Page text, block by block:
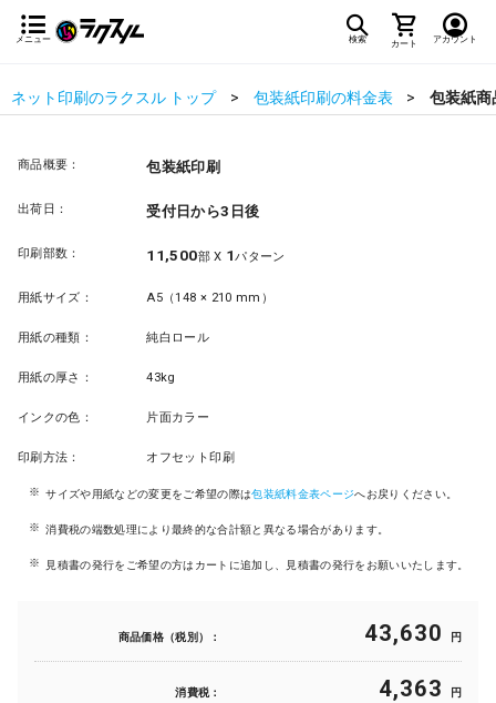
メニュー 検索 カート アカウント
ネット印刷のラクスル トップ 包装紙印刷の料金表 包装紙商
商品概要： 包装紙印刷
出荷日： 受付日から3日後
印刷部数： 11,500部 X 1パターン
用紙サイズ： A5（148 × 210 mm）
用紙の種類： 純白ロール
用紙の厚さ： 43kg
インクの色： 片面カラー
印刷方法： オフセット印刷
サイズや用紙などの変更をご希望の際は包装紙料金表ページへお戻りください。
消費税の端数処理により最終的な合計額と異なる場合があります。
見積書の発行をご希望の方はカートに追加し、見積書の発行をお願いいたします。
商品価格（税別）： 43,630 円
消費税： 4,363 円